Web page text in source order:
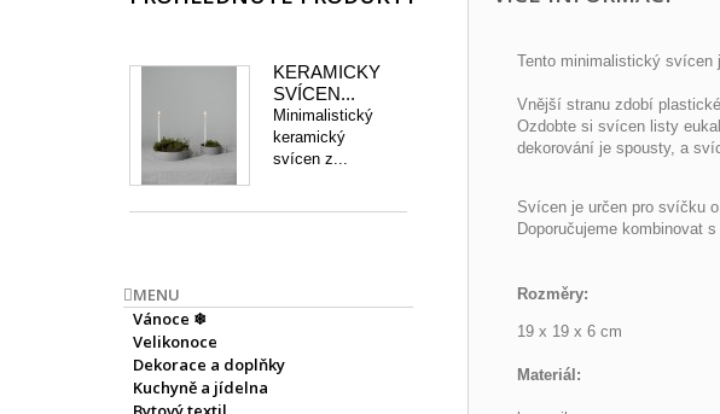
KERAMICKÝ
SVÍCEN...
Minimalistický
keramický
svícen z...
MENU
Vánoce ❄
Velikonoce
Dekorace a doplňky
Kuchyně a jídelna
Tento minimalistický svícen
Vnější stranu zdobí
Ozdobte si svícen listy
dekorování je spousty, a
Svícen je určen pro svíčku
Doporučujeme kombinovat
Rozměry:
19 x 19 x 6 cm
Materiál: